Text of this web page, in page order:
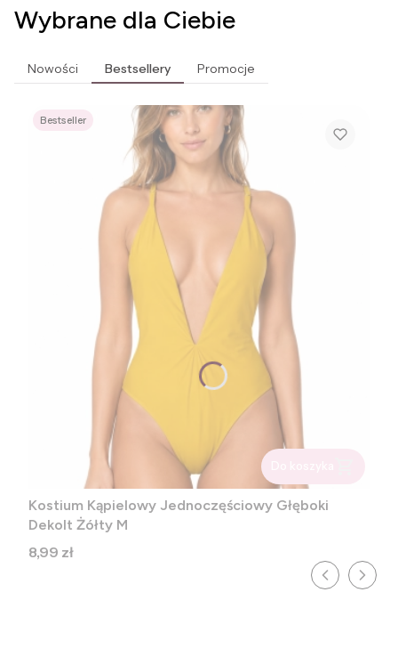
Wybrane dla Ciebie
Nowości Bestsellery Promocje
Bestseller
Kostium Kąpielowy Jednoczęściowy Głęboki
Dekolt Żółty M
Cena
8,99 zł